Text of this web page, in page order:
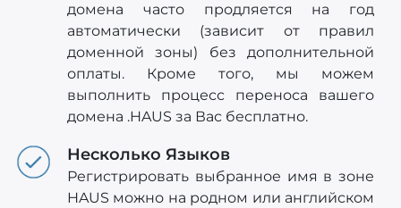
домена часто продляется на год
автоматически (зависит от правил
доменной зоны) без дополнительной
оплаты. Кроме того, мы можем
выполнить процесс переноса вашего
домена .HAUS за Вас бесплатно.
Несколько Языков
Регистрировать выбранное имя в зоне
HAUS можно на родном или английском